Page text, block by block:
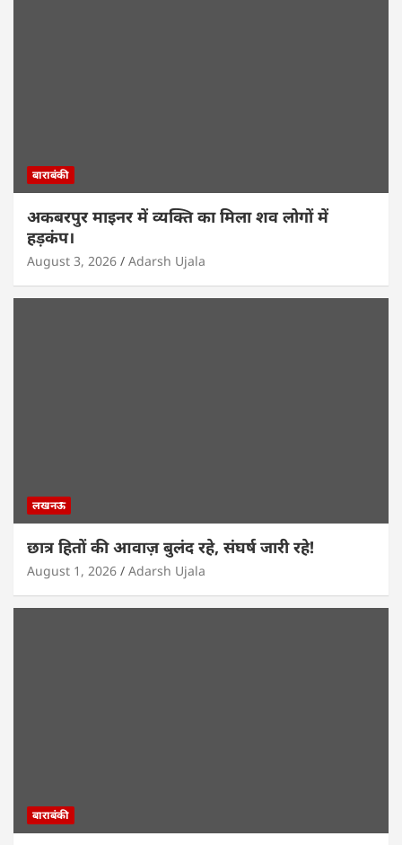
बाराबंकी
अकबरपुर माइनर में व्यक्ति का मिला शव लोगों में
हड़कंप।
August 3, 2026 Adarsh Ujala
लखनऊ
छात्र हितों की आवाज़ बुलंद रहे, संघर्ष जारी रहे!
August 1, 2026 Adarsh Ujala
बाराबंकी